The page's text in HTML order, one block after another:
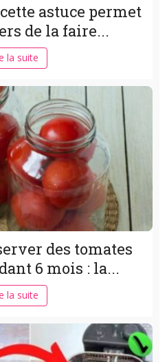
astuce permet
de la faire...
la suite
des tomates
6 mois : la...
la suite